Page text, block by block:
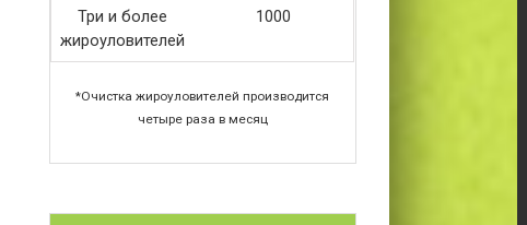
Три и более
жироуловителей
1000
*Очистка жироуловителей производится
четыре раза в месяц